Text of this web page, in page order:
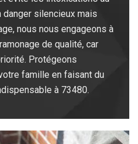
danger silencieux mais
nous nous engageons à
de qualité, car
Protégeons
famille en faisant du
à 73480.